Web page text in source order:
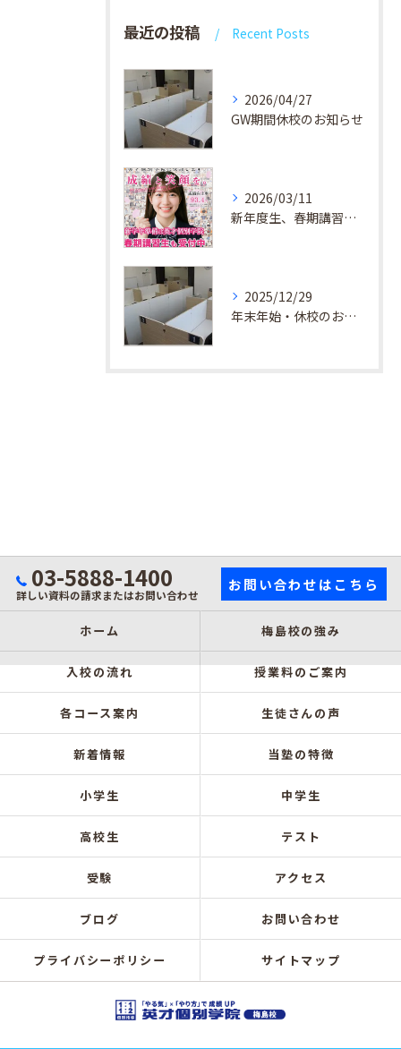
最近の投稿 Recent Posts
2026/04/27
GW期間休校のお知らせ
2026/03/11
新年度生、春期講習生 受付中！
2025/12/29
年末年始・休校のお知らせ
03-5888-1400
詳しい資料の請求またはお問い合わせ
お問い合わせはこちら
ホーム 梅島校の強み
入校の流れ 授業料のご案内
各コース案内 生徒さんの声
新着情報 当塾の特徴
小学生 中学生
高校生 テスト
受験 アクセス
ブログ お問い合わせ
プライバシーポリシー サイトマップ